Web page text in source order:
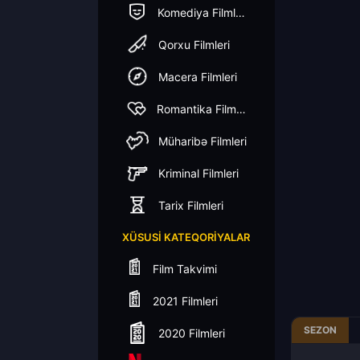
Komediya Filmleri
Qorxu Filmleri
Macera Filmleri
Romantika Filmleri
Müharibə Filmleri
Kriminal Filmleri
Tarix Filmleri
XÜSUSI KATEQORIYALAR
Film Takvimi
2021 Filmleri
2020 Filmleri SEZON